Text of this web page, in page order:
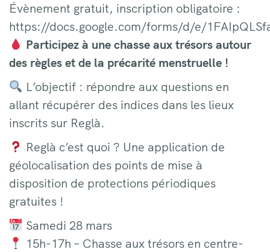
Évènement gratuit, inscription obligatoire :
https://docs.google.com/forms/d/e/
Participez à une chasse aux trésors autour
des règles et de la précarité menstruelle !
​ L’objectif : répondre aux questions en
allant récupérer des indices dans les lieux
inscrits sur Reglà.
Reglà c’est quoi ? Une application de
géolocalisation des points de mise à
disposition de protections périodiques
gratuites !
​ Samedi 28 mars
15h-17h – Chasse aux trésors en centre-